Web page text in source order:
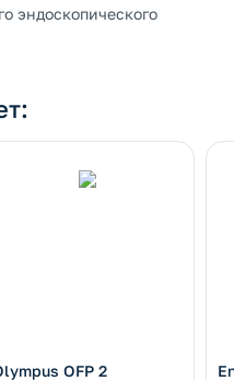
эндоскопического
OFP 2